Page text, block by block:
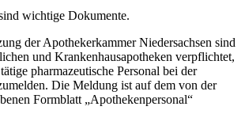
wichtige Dokumente.
der Apothekerkammer Niedersachsen sind
und Krankenhausapotheken verpflichtet,
pharmazeutische Personal bei der
Die Meldung ist auf dem von der
Formblatt „Apothekenpersonal“